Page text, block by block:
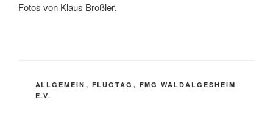
Fotos von Klaus Broßler.
KATEGORIEN
ALLGEMEIN , FLUGTAG , FMG WALDALGESHEIM
E.V.